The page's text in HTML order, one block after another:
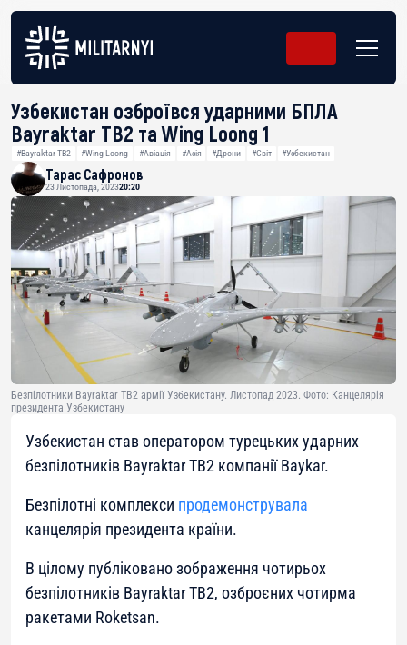
Узбекистан озброївся ударними БПЛА
Bayraktar TB2 та Wing Loong 1
#Bayraktar TB2 #Wing Loong #Авіація #Азія #Дрони #Світ #Узбекистан
Тарас Сафронов
23 Листопада, 202320:20
Безпілотники Bayraktar TB2 армії Узбекистану. Листопад 2023. Фото: Канцелярія
президента Узбекистану
Узбекистан став оператором турецьких ударних
безпілотників Bayraktar TB2 компанії Baykar.
Безпілотні комплекси продемонструвала
канцелярія президента країни.
В цілому публіковано зображення чотирьох
безпілотників Bayraktar TB2, озброєних чотирма
ракетами Roketsan.